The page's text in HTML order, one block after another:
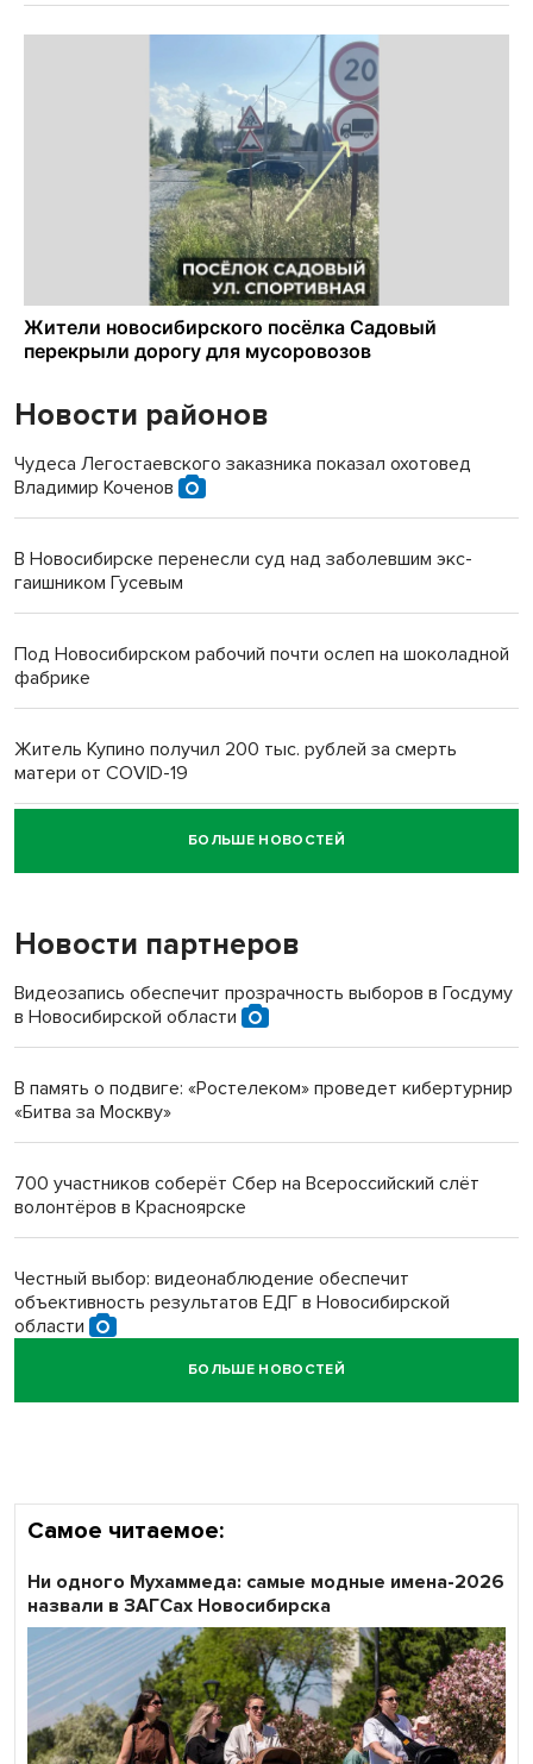
Новости районов
Чудеса Легостаевского заказника показал охотовед
Владимир Коченов
В Новосибирске перенесли суд над заболевшим экс-
гаишником Гусевым
Под Новосибирском рабочий почти ослеп на шоколадной
фабрике
Житель Купино получил 200 тыс. рублей за смерть
матери от COVID-19
Новосибирский суд наказал водителя за смерть
пенсионерки на вокзале
«Мы живём на пастбище!»: в новосибирском селе лошади
терроризируют жителей
Инвалид получил условный срок за избиение врачей
Новосибирский преподаватель с женой вошли в топ-16
Обновлённое отделение ВТБ открылось в Искитиме
БОЛЬШЕ НОВОСТЕЙ
Новости партнеров
Видеозапись обеспечит прозрачность выборов в Госдуму
в Новосибирской области
В память о подвиге: «Ростелеком» проведет кибертурнир
«Битва за Москву»
700 участников соберёт Сбер на Всероссийский слёт
волонтёров в Красноярске
Честный выбор: видеонаблюдение обеспечит
объективность результатов ЕДГ в Новосибирской
области
Кибертанки пошли в бой: «Ростелеком» объявляет
БОЛЬШЕ НОВОСТЕЙ
Самое читаемое:
Ни одного Мухаммеда: самые модные имена-2026
назвали в ЗАГСах Новосибирска